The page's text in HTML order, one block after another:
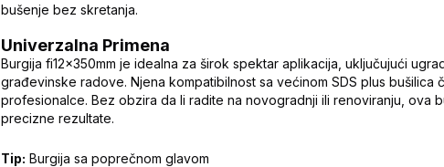
bušenje bez skretanja.
Univerzalna Primena
Burgija fi12×350mm je idealna za širok spektar aplikacija, uključujući
građevinske radove. Njena kompatibilnost sa većinom SDS plus bušilica
profesionalce. Bez obzira da li radite na novogradnji ili renoviranju, ova
precizne rezultate.
Tip: Burgija sa poprečnom glavom